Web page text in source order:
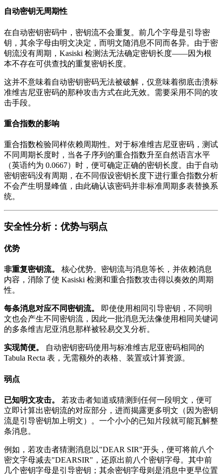
自动密钥无周期性
在自动密钥密码中，密钥流不会重复。前几个字母是引导密
钥，其余字母由明文决定，而明文随消息不同而各异。由于密
钥流没有周期，Kasiski 检测法无法确定密钥长度——因为根
本不存在可供查找的重复密钥长度。
这并不意味着自动密钥密码无法被破解，仅意味着彻底击溃标
准维吉尼亚密码的那种攻击方式在此无效。需要采用不同的攻
击手段。
重合指数的影响
重合指数检验同样依赖周期性。对于标准维吉尼亚密码，测试
不同周期长度时，当各子序列的重合指数升至自然语言水平
（英语约为 0.0667）时，便可确定正确的密钥长度。由于自动
密钥密码没有周期，在不同假设密钥长度下进行重合指数分析
不会产生明显峰值，由此确认该密码并非标准周期多表替换系
统。
安全性分析：优势与弱点
优势
非重复密钥流。
核心优势。密钥流与消息等长，并依赖消息
内容，消除了使 Kasiski 检测和重合指数攻击得以奏效的周期
性。
每条消息对应不同密钥流。
即使使用相同引导密钥，不同明
文也会产生不同密钥流，因此一批消息无法像使用相同关键词
的多条维吉尼亚消息那样被轻易交叉分析。
实现简便。
自动密钥密码使用与标准维吉尼亚密码相同的
Tabula Recta 表，无需额外的表格、装置或计算资源。
弱点
已知明文攻击。
若攻击者知道或猜测到任何一段明文，便可
立即计算出密钥流的对应部分，进而揭露更多明文（因为密钥
流是引导密钥加上明文）。一个小小的已知片段就可能瓦解整
条消息。
例如，若攻击者猜测消息以"DEAR SIR"开头，便可将前八个
密文字母减去"DEARSIR"，还原出前八个密钥字母。其中前
几个密钥字母是引导密钥；其余密钥字母则是消息中更早位置